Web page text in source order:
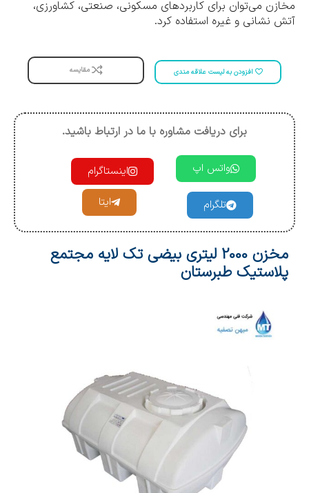
مخازن می‌توان برای کاربردهای مسکونی، صنعتی، کشاورزی،
آتش نشانی و غیره استفاده کرد.
افزودن به لیست علاقه مندی مقایسه
برای دریافت مشاوره با ما در ارتباط باشید.
واتس اپ اینستاگرام
تلگرام ایتا
مخزن 2000 لیتری بیضی تک لایه مجتمع
پلاستیک طبرستان